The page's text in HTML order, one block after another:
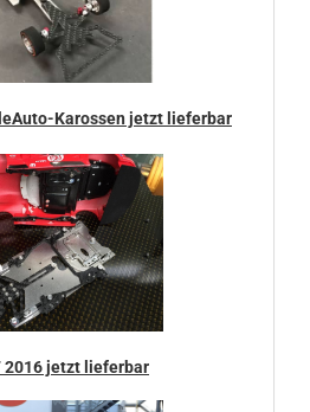
Karossen jetzt lieferbar
2016 jetzt lieferbar